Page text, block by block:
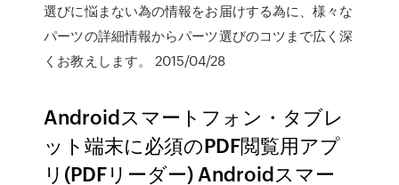
選びに悩まない為の情報をお届けする為に、様々な
パーツの詳細情報からパーツ選びのコツまで広く深
くお教えします。 2015/04/28
Androidスマートフォン・タブレ
ット端末に必須のPDF閲覧用アプ
リ(PDFリーダー) Androidスマー